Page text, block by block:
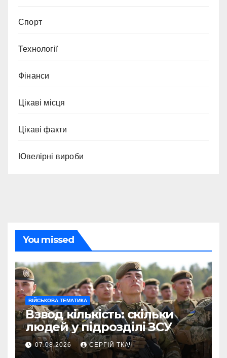
Спорт
Технології
Фінанси
Цікаві місця
Цікаві факти
Ювелірні вироби
You missed
ВІЙСЬКОВА ТЕМАТИКА
Взвод кількість: скільки
людей у підрозділі ЗСУ
07.08.2026 СЕРГІЙ ТКАЧ